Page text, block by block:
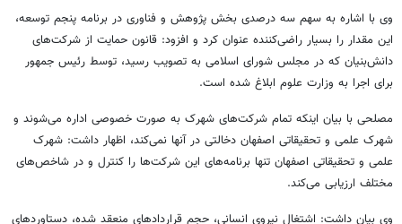
وی با اشاره به سهم سه درصدی بخش پژوهش و فناوری در برنامه پنجم توسعه،
این مقدار را بسیار راضی‌کننده عنوان کرد و افزود: قانون حمایت از شرکت‌های
دانش‌بنیان که در مجلس شورای اسلامی به تصویب رسید، توسط رئیس جمهور
برای اجرا به وزارت علوم ابلاغ شده است.
مصلحی با بیان اینکه تمام شرکت‌های شهرک به صورت خصوصی اداره می‌شوند و
شهرک علمی و تحقیقاتی اصفهان دخالتی در آنها نمی‌کند، اظهار داشت: شهرک
علمی و تحقیقاتی اصفهان تنها برنامه‌های این شرکت‌ها را کنترل و در شاخص‌های
مختلف ارزیابی می‌کند.
وی بیان داشت: اشتغال نیروی انسانی، حجم قراردادهای منعقد شده، دستاوردهای